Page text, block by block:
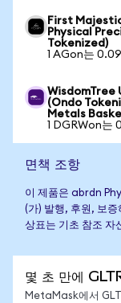
First
Physical
Tokenized)
1 AGon는
WisdomTree
(Ondo
Metals
1 DGRWon는
면책 조항
이 제품은 abrdn
(가) 발행, 후원, 보
상표는 기초 참조 자
몇 초 만에
MetaMask에서